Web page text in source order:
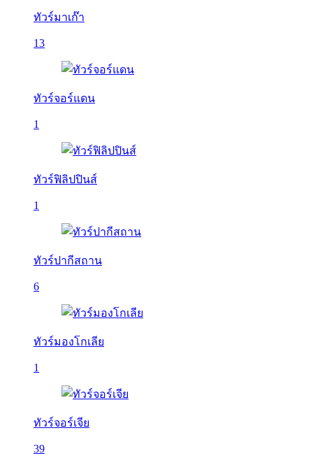
ทัวร์มาเก๊า
13
ทัวร์จอร์แดน
1
ทัวร์ฟิลิปปินส์
1
ทัวร์ปากีสถาน
6
ทัวร์มองโกเลีย
1
ทัวร์จอร์เจีย
39